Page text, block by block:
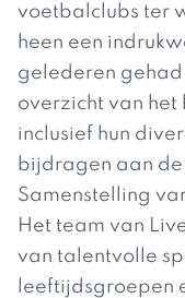
voetbalclubs ter
heen een
gelederen
overzicht van
inclusief hun
bijdragen aan de
Samenstelling
Het team van
van talentvolle
leeftijdsgroepen